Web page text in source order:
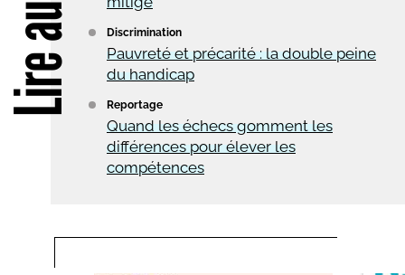
Discrimination
Pauvreté et précarité : la double peine
du handicap
Reportage
Quand les échecs gomment les
différences pour élever les
compétences